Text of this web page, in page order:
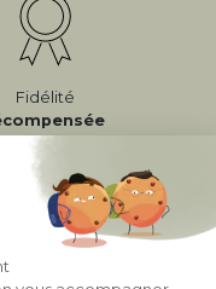
Fidélité
nous Au